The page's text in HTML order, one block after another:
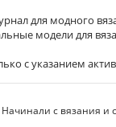
для модного
модели для
с указанием
с вязания